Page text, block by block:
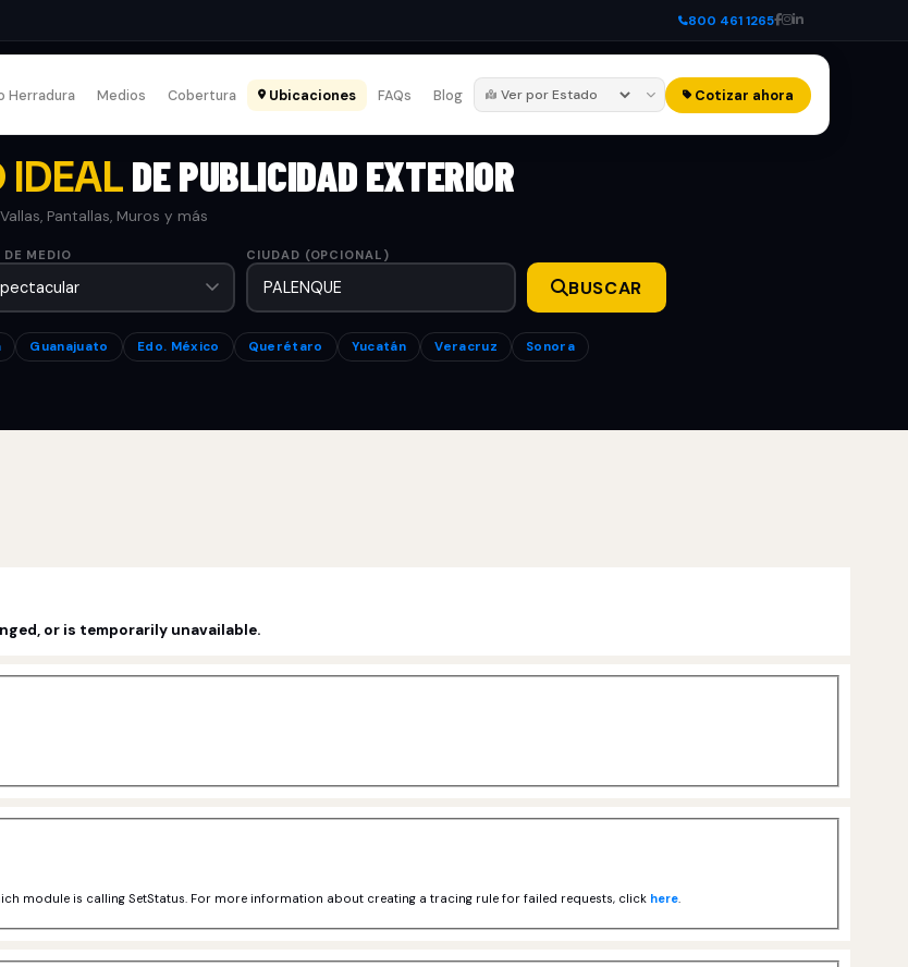
800 461 1265
Herradura Medios Cobertura Ubicaciones FAQs Blog Cotizar ahora
IDEALDE PUBLICIDAD EXTERIOR
Pantallas, Muros y más
DE MEDIO CIUDAD (OPCIONAL)
BUSCAR
Guanajuato Edo. México Querétaro Yucatán Veracruz
Sonora
or is temporarily unavailable.
module is calling SetStatus. For more information about creating a tracing rule for failed requests, click here.